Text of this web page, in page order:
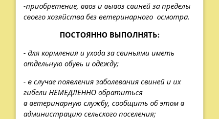
-приобретение, ввоз и вывоз свиней за пределы
своего хозяйства без ветеринарного осмотра.
ПОСТОЯННО ВЫПОЛНЯТЬ:
- для кормления и ухода за свиньями иметь
отдельную обувь и одежду;
- в случае появления заболевания свиней и их
гибели НЕМЕДЛЕННО обратиться
в ветеринарную службу, сообщить об этом в
администрацию сельского поселения;